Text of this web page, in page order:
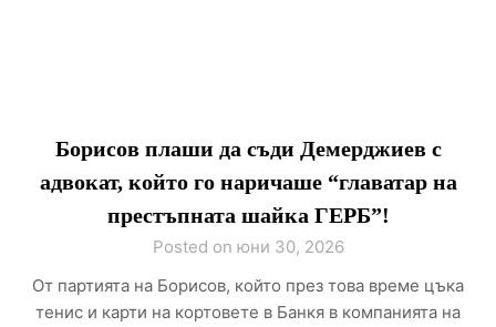
Борисов плаши да съди Демерджиев с
адвокат, който го наричаше “главатар на
престъпната шайка ГЕРБ”!
Posted on юни 30, 2026
От партията на Борисов, който през това време цъка
тенис и карти на кортовете в Банкя в компанията на